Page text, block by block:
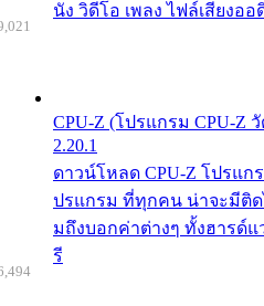
นัง วิดีโอ เพลง ไฟล์เสียงออ
CPU-Z (โปรแกรม CPU-Z
2.20.1
ดาวน์โหลด CPU-Z โปรแก
ปรแกรม ที่ทุกคน น่าจะมีติด
มถึงบอกค่าต่างๆ ทั้งฮารด์แ
รี